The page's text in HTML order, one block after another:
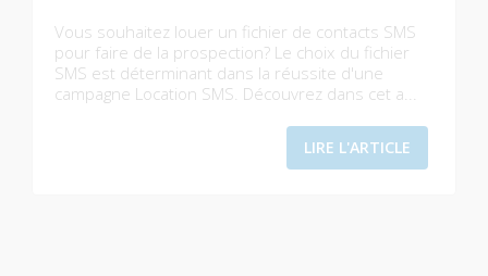
Vous souhaitez louer un fichier de contacts SMS
pour faire de la prospection? Le choix du fichier
SMS est déterminant dans la réussite d'une
campagne Location SMS. Découvrez dans cet a...
LIRE L'ARTICLE